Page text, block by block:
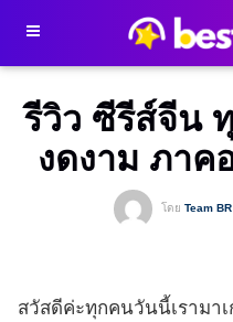
รีวิว ซีรีส์จีน
งดงาม ภา
โดย Team BR
สวัสดีค่ะทุกคนวันนี้เรามา